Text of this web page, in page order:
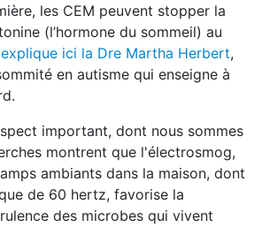
les CEM peuvent stopper la
(l’hormone du sommeil) au
ici la Dre Martha Herbert,
en autisme qui enseigne à
important, dont nous sommes
montrent que l'électrosmog,
ambiants dans la maison, dont
de 60 hertz, favorise la
des microbes qui vivent